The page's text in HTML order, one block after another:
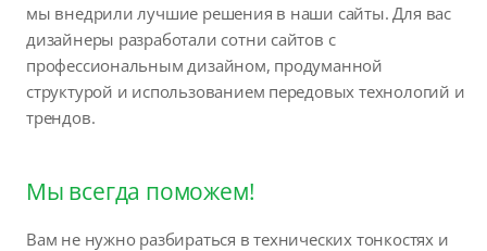
мы внедрили лучшие решения в наши сайты. Для вас
дизайнеры разработали сотни сайтов с
профессиональным дизайном, продуманной
структурой и использованием передовых технологий и
трендов.
Мы всегда поможем!
Вам не нужно разбираться в технических тонкостях и